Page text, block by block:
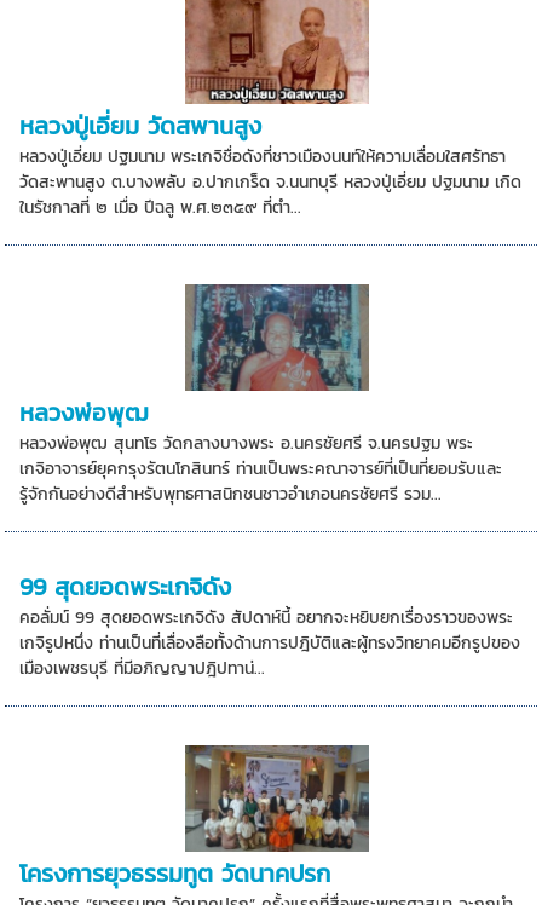
หลวงปู่เอี่ยม วัดสพานสูง
หลวงปู่เอี่ยม ปฐมนาม พระเกจิชื่อดังที่ชาวเมืองนนท์ให้ความเลื่อมใสศรัทธา
วัดสะพานสูง ต.บางพลับ อ.ปากเกร็ด จ.นนทบุรี หลวงปู่เอี่ยม ปฐมนาม เกิด
ในรัชกาลที่ ๒ เมื่อ ปีฉลู พ.ศ.๒๓๕๙ ที่ตำ...
หลวงพ่อพุฒ
หลวงพ่อพุฒ สุนทโร วัดกลางบางพระ อ.นครชัยศรี จ.นครปฐม พระ
เกจิอาจารย์ยุคกรุงรัตนโกสินทร์ ท่านเป็นพระคณาจารย์ที่เป็นที่ยอมรับและ
รู้จักกันอย่างดีสำหรับพุทธศาสนิกชนชาวอำเภอนครชัยศรี รวม...
99 สุดยอดพระเกจิดัง
คอลั่มน์ 99 สุดยอดพระเกจิดัง สัปดาห์นี้ อยากจะหยิบยกเรื่องราวของพระ
เกจิรูปหนึ่ง ท่านเป็นที่เลื่องลือทั้งด้านการปฎิบัติและผู้ทรงวิทยาคมอีกรูปของ
เมืองเพชรบุรี ที่มีอภิญญาปฎิปทาน่...
โครงการยุวธรรมทูต วัดนาคปรก